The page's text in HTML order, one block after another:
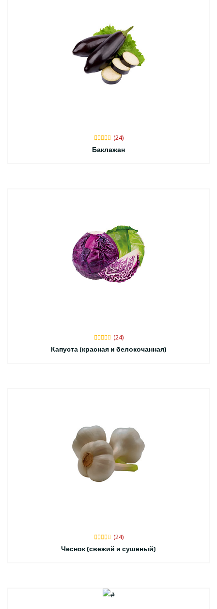
(24)
Баклажан
(24)
Капуста (красная и белокочанная)
(24)
Чеснок (свежий и сушеный)